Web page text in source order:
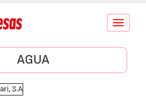
Conmutar
AGUA